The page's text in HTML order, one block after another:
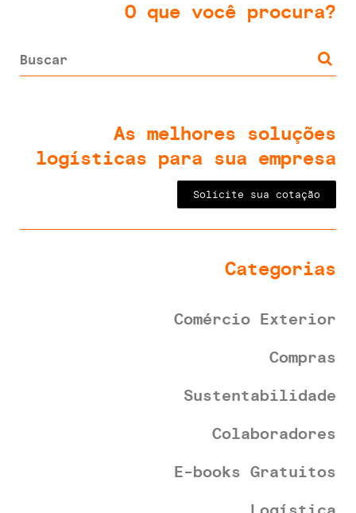
O que você procura?
As melhores soluções
logísticas para sua empresa
Solicite sua cotação
Categorias
Comércio Exterior
Compras
Sustentabilidade
Colaboradores
E-books Gratuitos